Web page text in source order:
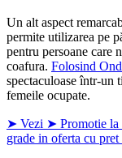
Un alt aspect
permite utilizarea pe
pentru persoane care
coafura. Folosind
spectaculoase într-un
femeile ocupate.
➤ Vezi ➤ Promotie la
grade in oferta cu pret